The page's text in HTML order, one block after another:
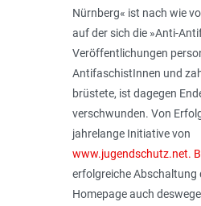
Nürnberg« ist nach wie
auf der sich die »Anti-
Veröffentlichungen
AntifaschistInnen und
brüstete, ist dagegen
verschwunden. Von
jahrelange Initiative von
www.jugendschutz.net.
erfolgreiche Abschaltung
Homepage auch